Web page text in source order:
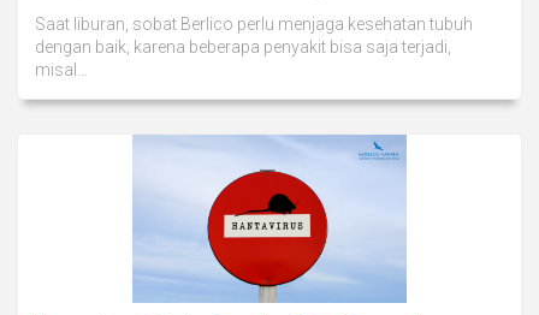
Saat liburan, sobat Berlico perlu menjaga kesehatan tubuh
dengan baik, karena beberapa penyakit bisa saja terjadi,
misal...